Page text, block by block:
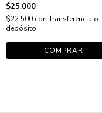
$25.000
$22.500 con Transferencia o
depósito